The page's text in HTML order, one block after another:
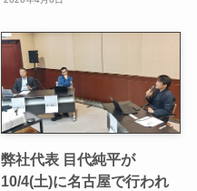
弊社代表 目代純平が
10/4(土)に名古屋で行われ